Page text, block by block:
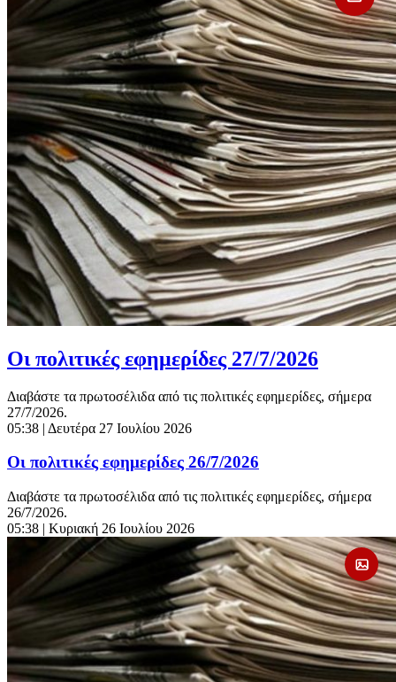
Οι πολιτικές εφημερίδες 27/7/2026
Διαβάστε τα πρωτοσέλιδα από τις πολιτικές εφημερίδες, σήμερα
27/7/2026.
05:38 | Δευτέρα 27 Ιουλίου 2026
Οι πολιτικές εφημερίδες 26/7/2026
Διαβάστε τα πρωτοσέλιδα από τις πολιτικές εφημερίδες, σήμερα
26/7/2026.
05:38 | Κυριακή 26 Ιουλίου 2026